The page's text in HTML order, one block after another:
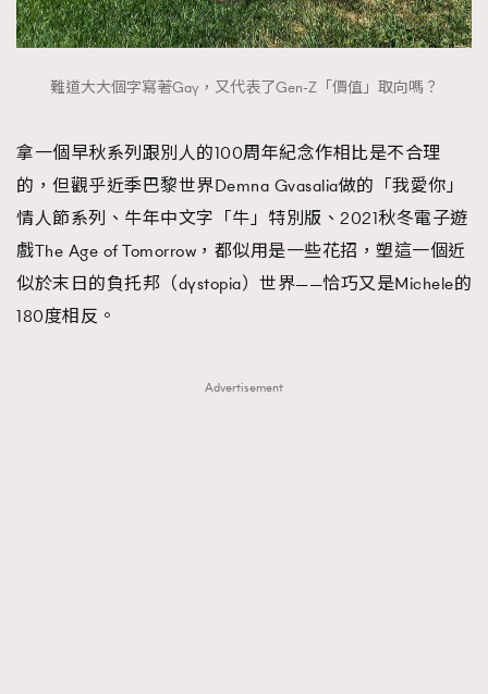
難道大大個字寫著Gay，又代表了Gen-Z「價值」取向嗎？
拿一個早秋系列跟別人的100周年紀念作相比是不合理
的，但觀乎近季巴黎世界Demna Gvasalia做的「我愛你」
情人節系列、牛年中文字「牛」特別版、2021秋冬電子遊
戲The Age of Tomorrow，都似用是一些花招，塑這一個近
似於末日的負托邦（dystopia）世界——恰巧又是Michele的
180度相反。
Advertisement